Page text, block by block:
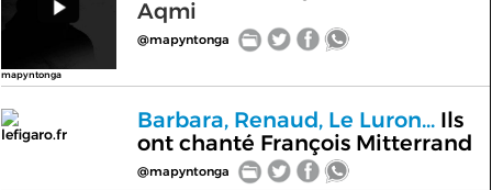
mapyntonga
Aqmi
@mapyntonga
lefigaro.fr
Barbara, Renaud, Le Luron...Ils
ont chanté François Mitterrand
@mapyntonga